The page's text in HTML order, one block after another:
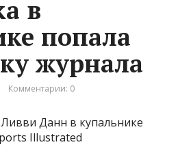
в
попала
журнала
Комментарии: 0
Ливви Данн в купальнике
Illustrated